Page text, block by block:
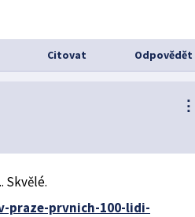
Citovat Odpovědět
⋮
Skvělé.
prvnich-100-lidi-